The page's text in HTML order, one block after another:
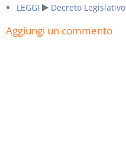
LEGGI Decreto Legislativo
Aggiungi un commento